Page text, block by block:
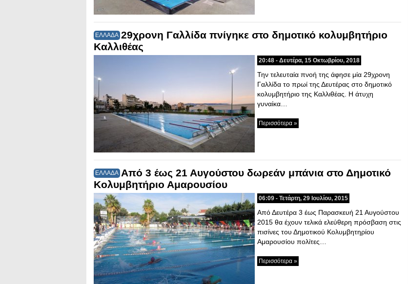
ΕΛΛΑΔΑ 29χρονη Γαλλίδα πνίγηκε στο δημοτικό κολυμβητήριο
Καλλιθέας
20:48 - Δευτέρα, 15 Οκτωβρίου, 2018
Την τελευταία πνοή της άφησε μία 29χρονη
Γαλλίδα το πρωί της Δευτέρας στο δημοτικό
κολυμβητήριο της Καλλιθέας. Η άτυχη
γυναίκα…
Περισσότερα »
ΕΛΛΑΔΑ Από 3 έως 21 Αυγούστου δωρεάν μπάνια στο Δημοτικό
Κολυμβητήριο Αμαρουσίου
06:09 - Τετάρτη, 29 Ιουλίου, 2015
Από Δευτέρα 3 έως Παρασκευή 21 Αυγούστου
2015 θα έχουν τελικά ελεύθερη πρόσβαση στις
πισίνες του Δημοτικού Κολυμβητηρίου
Αμαρουσίου πολίτες…
Περισσότερα »